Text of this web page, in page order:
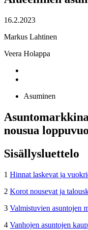
16.2.2023
Markus Lahtinen
Veera Holappa
Asuminen
nousua
Sisällysluettelo
1 Hinnat laskevat ja
2 Korot nousevat ja
3 Valmistuvien asuntojen
4 Vanhojen asuntojen